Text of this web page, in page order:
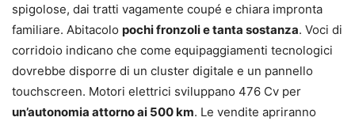
spigolose, dai tratti vagamente coupé e chiara impronta
familiare. Abitacolo pochi fronzoli e tanta sostanza. Voci di
corridoio indicano che come equipaggiamenti tecnologici
dovrebbe disporre di un cluster digitale e un pannello
touchscreen. Motori elettrici sviluppano 476 Cv per
un’autonomia attorno ai 500 km. Le vendite apriranno